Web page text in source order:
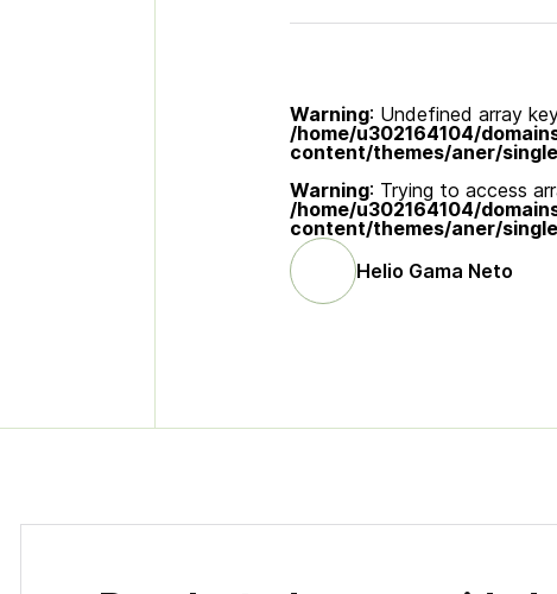
Warning: Undefined array
/home/u302164104/
content/themes/aner/
Warning: Trying to access
/home/u302164104/
content/themes/aner/
Helio Gama Neto